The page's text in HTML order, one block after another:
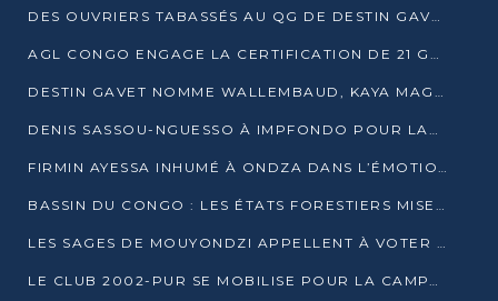
DES OUVRIERS TABASSÉS AU QG DE DESTIN GAVET À 24 HEURES DE L’OUVERTURE DE LA CAMPAGNE
AGL CONGO ENGAGE LA CERTIFICATION DE 21 GRUTIERS AUX NORMES INTERNATIONALES
DESTIN GAVET NOMME WALLEMBAUD, KAYA MAGANE, BOUDZIKA ET MBOUSSA-ELLAH AUX COMMANDES DE SA CAMPAGNE
DENIS SASSOU-NGUESSO À IMPFONDO POUR LANCER LE CORRIDOR 13
FIRMIN AYESSA INHUMÉ À ONDZA DANS L’ÉMOTION ET LE RECUEILLEMENT
BASSIN DU CONGO : LES ÉTATS FORESTIERS MISENT SUR LES MARCHÉS CARBONE
LES SAGES DE MOUYONDZI APPELLENT À VOTER DENIS SASSOU-NGUESSO
LE CLUB 2002-PUR SE MOBILISE POUR LA CAMPAGNE